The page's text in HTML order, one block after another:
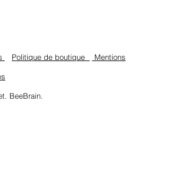
Politique de boutique Mentions
BeeBrain.